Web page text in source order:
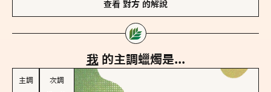
查看 對方 的解說
我 的主調蠟燭是...
主調 次調